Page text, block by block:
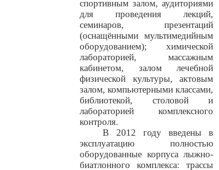
спортивным залом, аудиториями
для проведения лекций,
семинаров, презентаций
(оснащёнными мультимедийным
оборудованием); химической
лабораторией, массажным
кабинетом, залом лечебной
физической культуры, актовым
залом, компьютерными классами,
библиотекой, столовой и
лабораторией комплексного
контроля.
В 2012 году введены в
эксплуатацию полностью
оборудованные корпуса лыжно-
биатлонного комплекса: трассы